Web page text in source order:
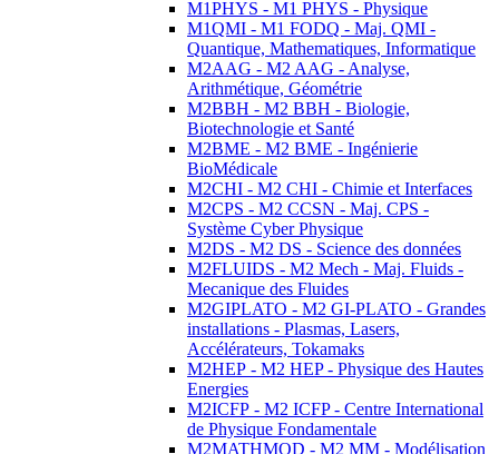
M1PHYS - M1 PHYS - Physique
M1QMI - M1 FODQ - Maj. QMI -
Quantique, Mathematiques, Informatique
M2AAG - M2 AAG - Analyse,
Arithmétique, Géométrie
M2BBH - M2 BBH - Biologie,
Biotechnologie et Santé
M2BME - M2 BME - Ingénierie
BioMédicale
M2CHI - M2 CHI - Chimie et Interfaces
M2CPS - M2 CCSN - Maj. CPS -
Système Cyber Physique
M2DS - M2 DS - Science des données
M2FLUIDS - M2 Mech - Maj. Fluids -
Mecanique des Fluides
M2GIPLATO - M2 GI-PLATO - Grandes
installations - Plasmas, Lasers,
Accélérateurs, Tokamaks
M2HEP - M2 HEP - Physique des Hautes
Energies
M2ICFP - M2 ICFP - Centre International
de Physique Fondamentale
M2MATHMOD - M2 MM - Modélisation